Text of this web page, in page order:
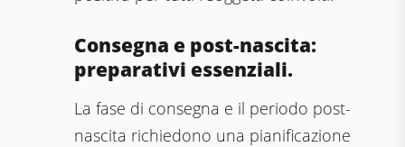
Consegna e post-nascita:
preparativi essenziali.
La fase di consegna e il periodo post-
nascita richiedono una pianificazione